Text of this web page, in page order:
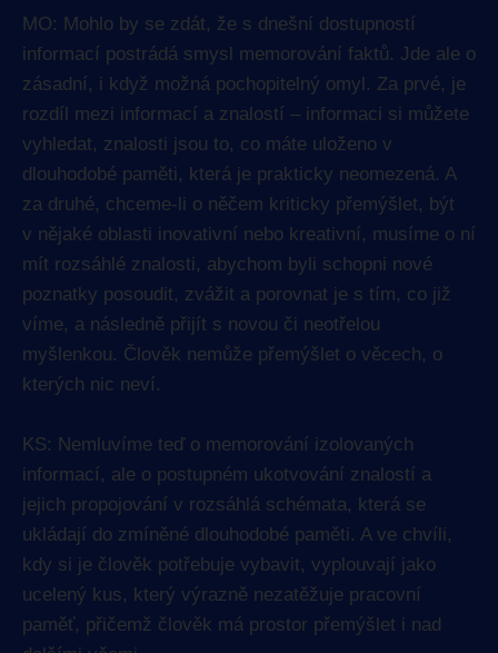
MO: Mohlo by se zdát, že s dnešní dostupností
informací postrádá smysl memorování faktů. Jde ale o
zásadní, i když možná pochopitelný omyl. Za prvé, je
rozdíl mezi informací a znalostí – informaci si můžete
vyhledat, znalosti jsou to, co máte uloženo v
dlouhodobé paměti, která je prakticky neomezená. A
za druhé, chceme-li o něčem kriticky přemýšlet, být
v nějaké oblasti inovativní nebo kreativní, musíme o ní
mít rozsáhlé znalosti, abychom byli schopni nové
poznatky posoudit, zvážit a porovnat je s tím, co již
víme, a následně přijít s novou či neotřelou
myšlenkou. Člověk nemůže přemýšlet o věcech, o
kterých nic neví.
KS: Nemluvíme teď o memorování izolovaných
informací, ale o postupném ukotvování znalostí a
jejich propojování v rozsáhlá schémata, která se
ukládají do zmíněné dlouhodobé paměti. A ve chvíli,
kdy si je člověk potřebuje vybavit, vyplouvají jako
ucelený kus, který výrazně nezatěžuje pracovní
paměť, přičemž člověk má prostor přemýšlet i nad